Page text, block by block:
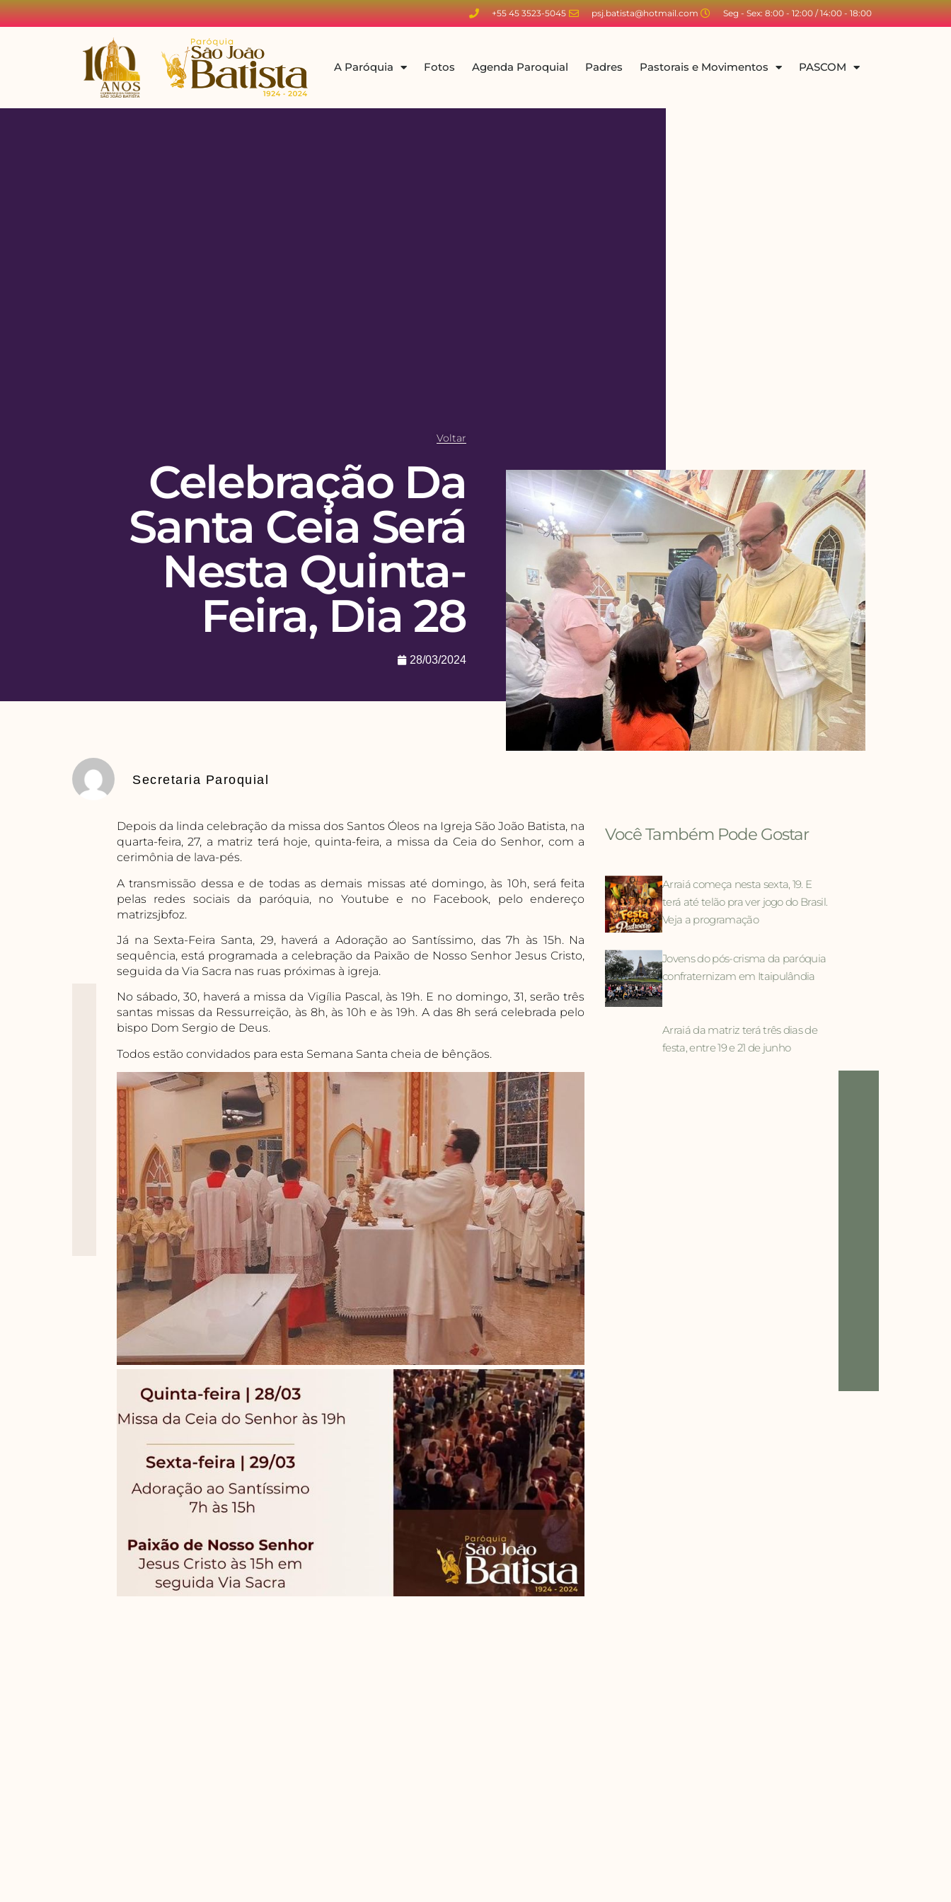
+55 45 3523-5045 psj.batista@hotmail.com Seg - Sex: 8:00 - 12:00 / 14:00 - 18:00
A Paróquia Fotos Agenda Paroquial Padres Pastorais e Movimentos PASCOM
Voltar
Celebração Da
Santa Ceia Será
Nesta Quinta-
Feira, Dia 28
28/03/2024
Secretaria Paroquial
Depois da linda celebração da missa dos Santos Óleos na Igreja São João Batista, na
quarta-feira, 27, a matriz terá hoje, quinta-feira, a missa da Ceia do Senhor, com a
cerimônia de lava-pés.
A transmissão dessa e de todas as demais missas até domingo, às 10h, será feita
pelas redes sociais da paróquia, no Youtube e no Facebook, pelo endereço
matrizsjbfoz.
Já na Sexta-Feira Santa, 29, haverá a Adoração ao Santíssimo, das 7h às 15h. Na
sequência, está programada a celebração da Paixão de Nosso Senhor Jesus Cristo,
seguida da Via Sacra nas ruas próximas à igreja.
No sábado, 30, haverá a missa da Vigília Pascal, às 19h. E no domingo, 31, serão três
santas missas da Ressurreição, às 8h, às 10h e às 19h. A das 8h será celebrada pelo
bispo Dom Sergio de Deus.
Todos estão convidados para esta Semana Santa cheia de bênçãos.
Você Também Pode Gostar
Arraiá começa nesta sexta, 19. E
terá até telão pra ver jogo do Brasil.
Veja a programação
Jovens do pós-crisma da paróquia
confraternizam em Itaipulândia
Arraiá da matriz terá três dias de
festa, entre 19 e 21 de junho